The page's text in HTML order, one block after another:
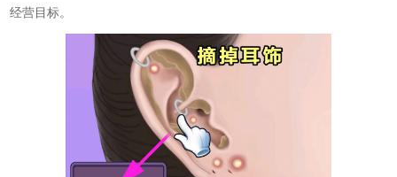
经营目标。